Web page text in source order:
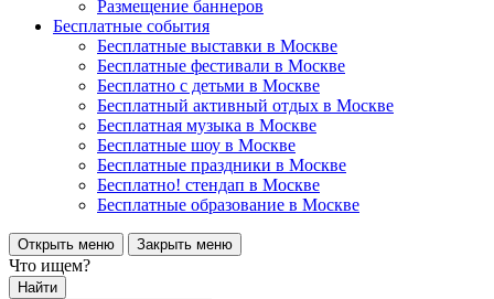
Размещение баннеров
Бесплатные события
Бесплатные выставки в Москве
Бесплатные фестивали в Москве
Бесплатно с детьми в Москве
Бесплатный активный отдых в Москве
Бесплатная музыка в Москве
Бесплатные шоу в Москве
Бесплатные праздники в Москве
Бесплатно! стендап в Москве
Бесплатные образование в Москве
Открыть меню Закрыть меню
Что ищем?
Найти